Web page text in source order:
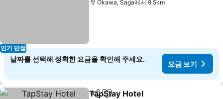
인기 만점
Okawa, Saga에서 9.5km
날짜를 선택해 정확한 요금을 확인해 주세요.
요금 보기
TapStay Hotel